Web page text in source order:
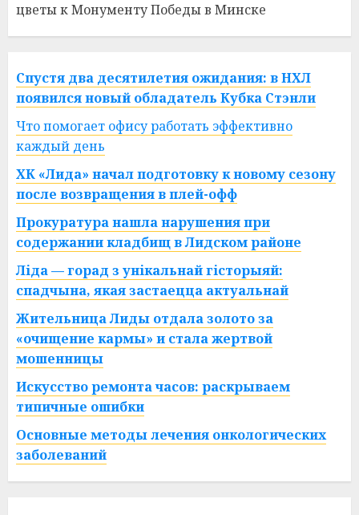
цветы к Монументу Победы в Минске
Спустя два десятилетия ожидания: в НХЛ
появился новый обладатель Кубка Стэнли
Что помогает офису работать эффективно
каждый день
ХК «Лида» начал подготовку к новому сезону
после возвращения в плей-офф
Прокуратура нашла нарушения при
содержании кладбищ в Лидском районе
Ліда — горад з унікальнай гісторыяй:
спадчына, якая застаецца актуальнай
Жительница Лиды отдала золото за
«очищение кармы» и стала жертвой
мошенницы
Искусство ремонта часов: раскрываем
типичные ошибки
Основные методы лечения онкологических
заболеваний